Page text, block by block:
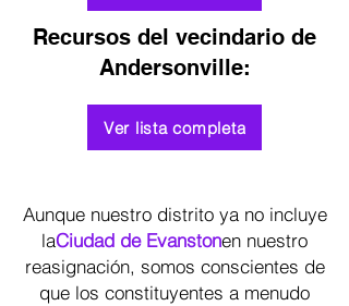
Recursos del vecindario de
Andersonville:
Ver lista completa
Aunque nuestro distrito ya no incluye
laCiudad de Evanstonen nuestro
reasignación, somos conscientes de
que los constituyentes a menudo